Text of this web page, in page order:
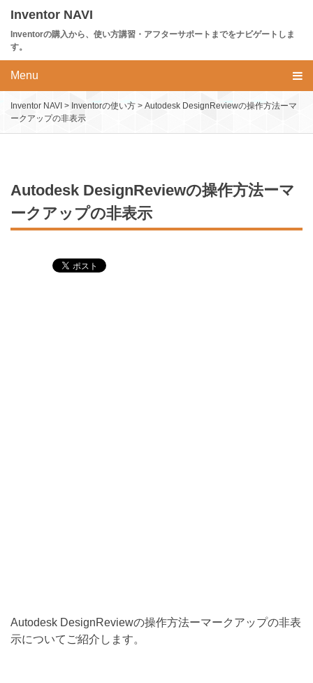
content
Inventor NAVI
Inventorの購入から、使い方講習・アフターサポートまでをナビゲートしま
す。
Menu
Inventor NAVI > Inventorの使い方 > Autodesk DesignReviewの操作方法ーマ
ークアップの非表示
Autodesk DesignReviewの操作方法ーマ
ークアップの非表示
Autodesk DesignReviewの操作方法ーマークアップの非表
示についてご紹介します。